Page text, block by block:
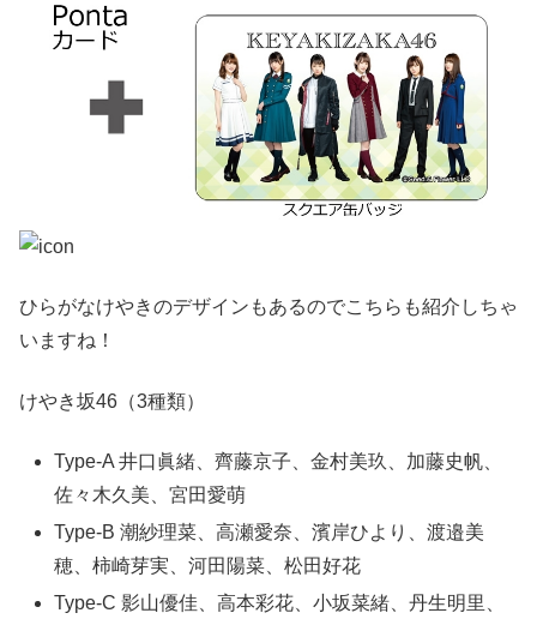
ひらがなけやきのデザインもあるのでこちらも紹介しちゃ
いますね！
けやき坂46（3種類）
Type-A 井口眞緒、齊藤京子、金村美玖、加藤史帆、
佐々木久美、宮田愛萌
Type-B 潮紗理菜、高瀬愛奈、濱岸ひより、渡邉美
穂、柿崎芽実、河田陽菜、松田好花
Type-C 影山優佳、高本彩花、小坂菜緒、丹生明里、